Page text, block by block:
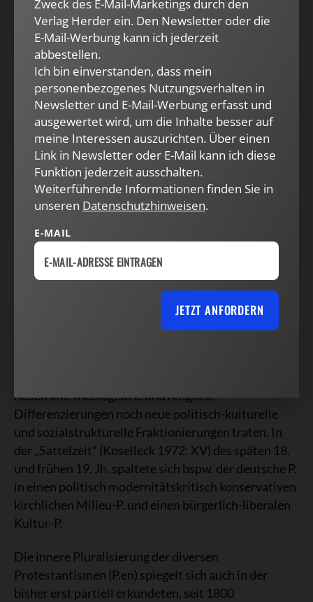
kamen die durch teils freiwilligen, teils obrigkeitlich
verordneten Zusammenschluss von lutherischen
und reformierten Gemeinden gebildeten
Unionsowie die dank vielfältiger
Missionsaktivitäten entstandenenJungen Kirchen
außerhalb Europas, insb. in Afrika und Teilen Asiens,
hinzu. Auch die um 1900 in den USA entstandenen
Pfingstkirchen sehen sich selbst als Erben der
Reformation. „P.“ repräsentiert insoweit einen
religionsklassifikatorischen Idealtypus, der ein hoch
differenziertes Spektrum christlicherLebenswelten
und Konfessionskulturen umfasst, die sich kritisch
immer durch mehr oder minder entschiedene
Abgrenzung von der römisch-katholischen Kirche
und den orthodoxen Christentümern des Ostens
gottunmittelbaren Frommen vor der
Institutionalität der Kirche auszeichnen. In den
neben alte theologische und religiöse
Differenzierungen noch neue politisch-kulturelle
und sozialstrukturelle Fraktionierungen traten. In
der „Sattelzeit“ (Koselleck 1972: XV) des späten 18.
und frühen 19. Jh. spaltete sich bspw. der deutsche P.
in einen politisch modernitätskritisch konservativen
kirchlichen Milieu-P. und einen bürgerlich-liberalen
Kultur-P.
Die innere Pluralisierung der diversen
Protestantismen (P.en) spiegelt sich auch in der
bisher erst partiell erkundeten, seit 1800
Zweck des E-Mail-Marketings durch den
Verlag Herder ein. Den Newsletter oder die
E-Mail-Werbung kann ich jederzeit
abbestellen.
Ich bin einverstanden, dass mein
personenbezogenes Nutzungsverhalten in
Newsletter und E-Mail-Werbung erfasst und
ausgewertet wird, um die Inhalte besser auf
meine Interessen auszurichten. Über einen
Link in Newsletter oder E-Mail kann ich diese
Funktion jederzeit ausschalten.
Weiterführende Informationen finden Sie in
unseren Datenschutzhinweisen.
E-MAIL
JETZT ANFORDERN